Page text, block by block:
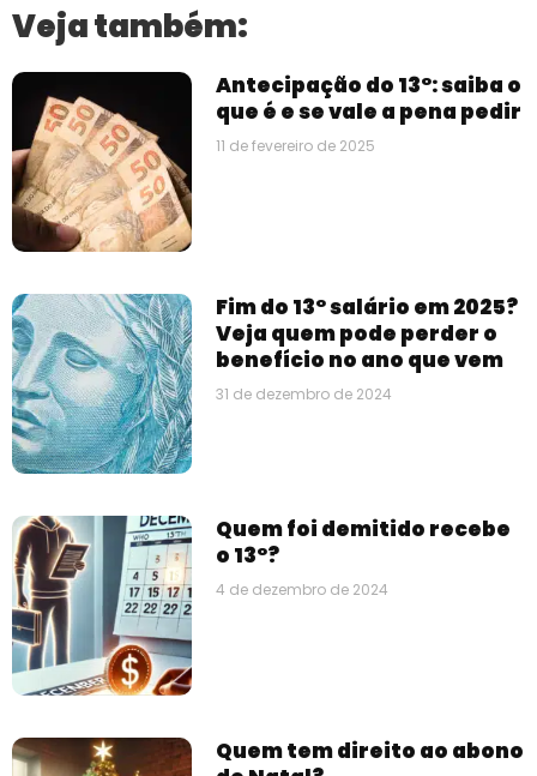
Veja também:
Antecipação do 13°: saiba o
que é e se vale a pena pedir
11 de fevereiro de 2025
Fim do 13° salário em 2025?
Veja quem pode perder o
benefício no ano que vem
31 de dezembro de 2024
Quem foi demitido recebe
o 13°?
4 de dezembro de 2024
Quem tem direito ao abono